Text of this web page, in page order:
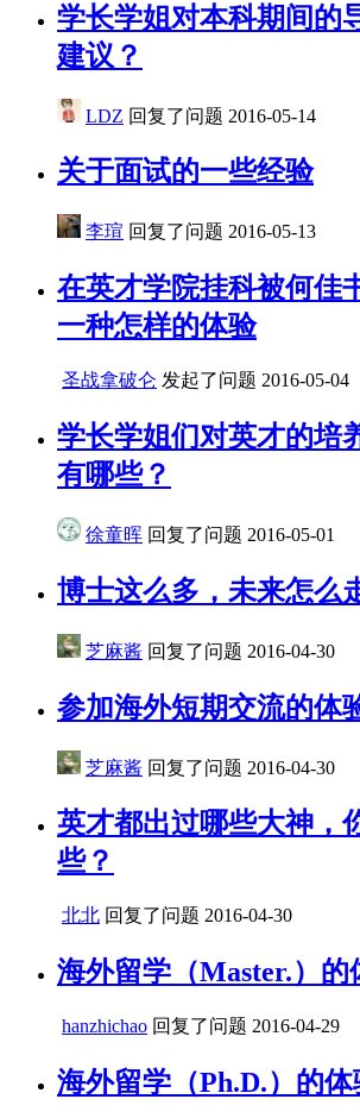
学长学姐对本科期间的
建议？
LDZ 回复了问题 2016-05-14
关于面试的一些经验
李瑄 回复了问题 2016-05-13
在英才学院挂科被何佳
一种怎样的体验
圣战拿破仑 发起了问题 2016-05-04
学长学姐们对英才的培
有哪些？
徐童晖 回复了问题 2016-05-01
博士这么多，未来怎么
芝麻酱 回复了问题 2016-04-30
参加海外短期交流的体
芝麻酱 回复了问题 2016-04-30
英才都出过哪些大神，
些？
北北 回复了问题 2016-04-30
海外留学（Master.）的
hanzhichao 回复了问题 2016-04-29
海外留学（Ph.D.）的体